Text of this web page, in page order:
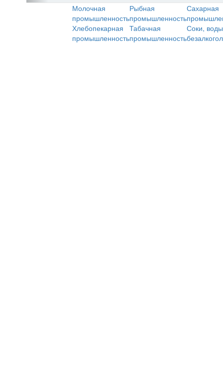
Молочная
промышленность
Рыбная
промышленность
Сахарная
Хлебопекарная
промышленность
Табачная
промышленность
Соки,